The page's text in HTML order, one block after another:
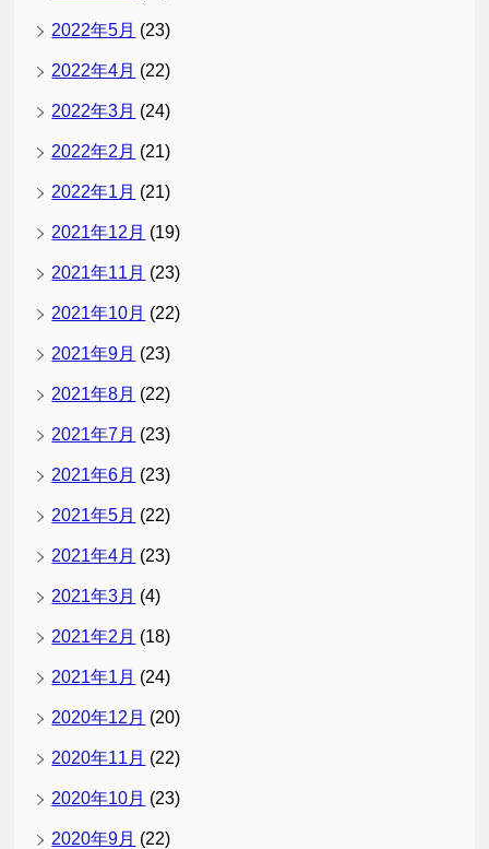
2022年5月 (23)
2022年4月 (22)
2022年3月 (24)
2022年2月 (21)
2022年1月 (21)
2021年12月 (19)
2021年11月 (23)
2021年10月 (22)
2021年9月 (23)
2021年8月 (22)
2021年7月 (23)
2021年6月 (23)
2021年5月 (22)
2021年4月 (23)
2021年3月 (4)
2021年2月 (18)
2021年1月 (24)
2020年12月 (20)
2020年11月 (22)
2020年10月 (23)
2020年9月 (22)